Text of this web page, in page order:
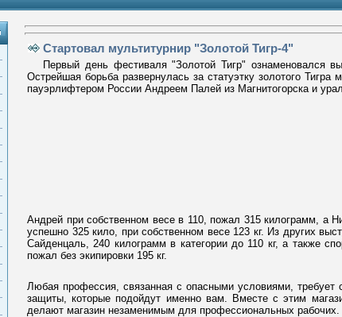
Стартовал мультитурнир "Золотой Тигр-4"
Первый день фестиваля "Золотой Тигр" ознаменовался
Острейшая борьба развернулась за статуэтку золотого
пауэрлифтером России Андреем Палей из Магнитогорска и
Андрей при собственном весе в 110, пожал 315 килограмм, а
успешно 325 кило, при собственном весе 123 кг. Из других
Сайденцаль, 240 килограмм в категории до 110 кг, а также
пожал без экипировки 195 кг.
Любая профессия, связанная с опасными условиями,
защиты, которые подойдут именно вам. Вместе с этим
делают магазин незаменимым для профессиональных рабочих.